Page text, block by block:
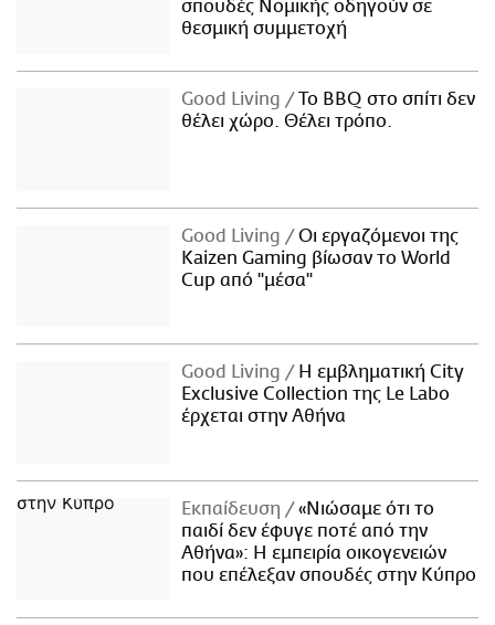
σπουδές Νομικής οδηγούν σε
θεσμική συμμετοχή
Good Living
Το BBQ στο σπίτι δεν
θέλει χώρο. Θέλει τρόπο.
Good Living
Οι εργαζόμενοι της
Kaizen Gaming βίωσαν το World
Cup από "μέσα"
Good Living
Η εμβληματική City
Exclusive Collection της Le Labo
έρχεται στην Αθήνα
Εκπαίδευση
«Νιώσαμε ότι το
παιδί δεν έφυγε ποτέ από την
Αθήνα»: Η εμπειρία οικογενειών
που επέλεξαν σπουδές στην Κύπρο